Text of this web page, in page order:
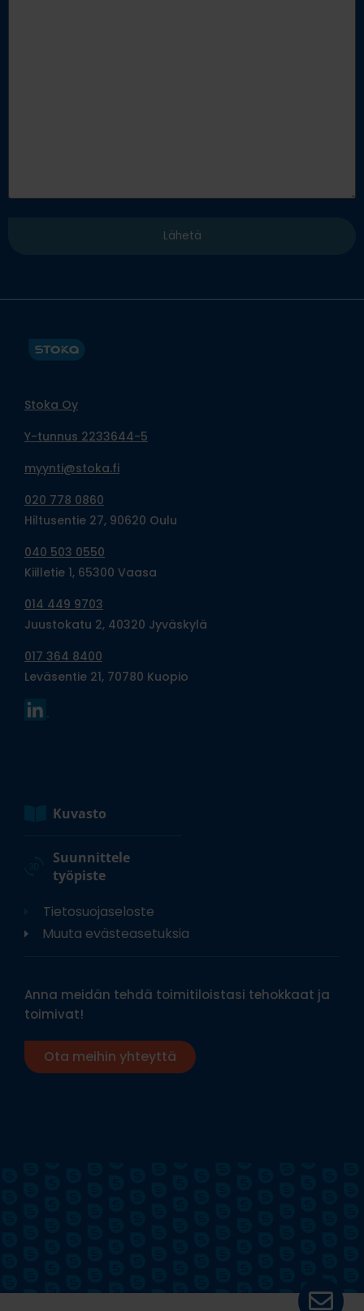
Stoka Oy
Y-tunnus 2233644-5
myynti@stoka.fi
020 778 0860
Hiltusentie 27, 90620 Oulu
040 503 0550
Kiilletie 1, 65300 Vaasa
014 449 9703
Juustokatu 2, 40320 Jyväskylä
017 364 8400
Leväsentie 21, 70780 Kuopio
Kuvasto
Suunnittele
työpiste
Tietosuojaseloste
Muuta evästeasetuksia
Anna meidän tehdä toimitiloistasi tehokkaat ja
toimivat!
Ota meihin yhteyttä